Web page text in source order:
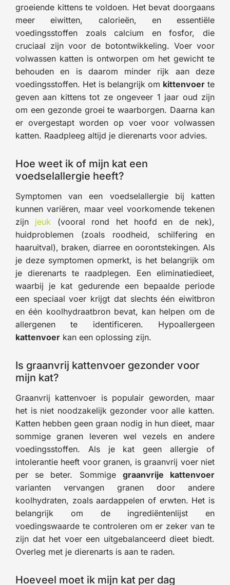
groeiende kittens te voldoen. Het bevat doorgaans
meer eiwitten, calorieën, en essentiële
voedingsstoffen zoals calcium en fosfor, die
cruciaal zijn voor de botontwikkeling. Voer voor
volwassen katten is ontworpen om het gewicht te
behouden en is daarom minder rijk aan deze
voedingsstoffen. Het is belangrijk om kittenvoer te
geven aan kittens tot ze ongeveer 1 jaar oud zijn
om een gezonde groei te waarborgen. Daarna kan
er overgestapt worden op voer voor volwassen
katten. Raadpleeg altijd je dierenarts voor advies.
Hoe weet ik of mijn kat een
voedselallergie heeft?
Symptomen van een voedselallergie bij katten
kunnen variëren, maar veel voorkomende tekenen
zijn jeuk (vooral rond het hoofd en de nek),
huidproblemen (zoals roodheid, schilfering en
haaruitval), braken, diarree en oorontstekingen. Als
je deze symptomen opmerkt, is het belangrijk om
je dierenarts te raadplegen. Een eliminatiedieet,
waarbij je kat gedurende een bepaalde periode
een speciaal voer krijgt dat slechts één eiwitbron
en één koolhydraatbron bevat, kan helpen om de
allergenen te identificeren. Hypoallergeen
kattenvoer kan een oplossing zijn.
Is graanvrij kattenvoer gezonder voor
mijn kat?
Graanvrij kattenvoer is populair geworden, maar
het is niet noodzakelijk gezonder voor alle katten.
Katten hebben geen graan nodig in hun dieet, maar
sommige granen leveren wel vezels en andere
voedingsstoffen. Als je kat geen allergie of
intolerantie heeft voor granen, is graanvrij voer niet
per se beter. Sommige graanvrije kattenvoer
varianten vervangen granen door andere
koolhydraten, zoals aardappelen of erwten. Het is
belangrijk om de ingrediëntenlijst en
voedingswaarde te controleren om er zeker van te
zijn dat het voer een uitgebalanceerd dieet biedt.
Overleg met je dierenarts is aan te raden.
Hoeveel moet ik mijn kat per dag